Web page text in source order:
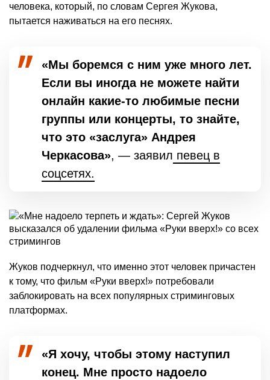
человека, который, по словам Сергея Жукова,
пытается наживаться на его песнях.
«Мы боремся с ним уже много лет.
Если вы иногда не можете найти
онлайн какие-то любимые песни
группы или концерты, то знайте,
что это «заслуга» Андрея
Черкасова», — заявил певец в
соцсетях.
Жуков подчеркнул, что именно этот человек причастен
к тому, что фильм «Руки вверх!» потребовали
заблокировать на всех популярных стриминговых
платформах.
«Я хочу, чтобы этому наступил
конец. Мне просто надоело